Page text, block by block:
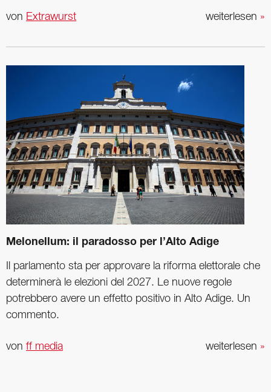
weiterlesen »
von Extrawurst
Melonellum: il paradosso per l’Alto Adige
Il parlamento sta per approvare la riforma elettorale che
determinerà le elezioni del 2027. Le nuove regole
potrebbero avere un effetto positivo in Alto Adige. Un
commento.
weiterlesen »
von ff media